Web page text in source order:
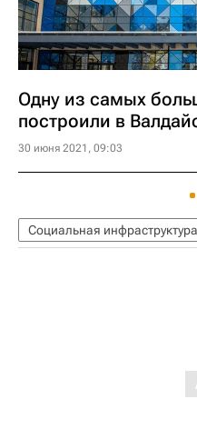
Одну из самых
построили в
30 июня 2021, 09:03
Социальная инфраструктура